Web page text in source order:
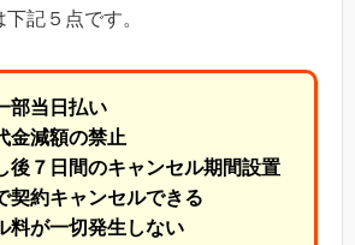
記５点です。
当日払い
減額の禁止
７日間のキャンセル期間設置
約キャンセルできる
が一切発生しない